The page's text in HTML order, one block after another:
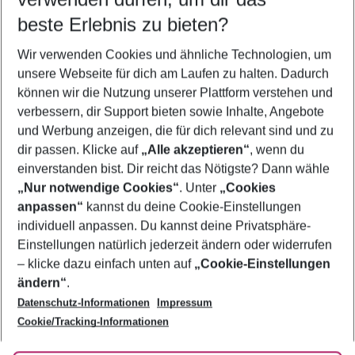
5-8 Nächte
2 Erwachsene Keine Kinder
Mehr Filter anzeigen
Footer
Footer navigation
Über uns
AGB
Bestpreisgarantie
Cookie-Einstellungen ändern
Cookie-Richtlinie
Agenturbetreuung
Barrierefreies Reisen
Folge uns
beste Erlebnis zu bieten?
Wir verwenden Cookies und ähnliche Technologien, um
unsere Webseite für dich am Laufen zu halten. Dadurch
können wir die Nutzung unserer Plattform verstehen und
verbessern, dir Support bieten sowie Inhalte, Angebote
und Werbung anzeigen, die für dich relevant sind und zu
dir passen. Klicke auf „Alle akzeptieren“, wenn du
einverstanden bist. Dir reicht das Nötigste? Dann wähle
„Nur notwendige Cookies“. Unter „Cookies
anpassen“ kannst du deine Cookie-Einstellungen
individuell anpassen. Du kannst deine Privatsphäre-
Einstellungen natürlich jederzeit ändern oder widerrufen
– klicke dazu einfach unten auf „Cookie-Einstellungen
ändern“.
Datenschutz-Informationen
Impressum
Cookie/Tracking-Informationen